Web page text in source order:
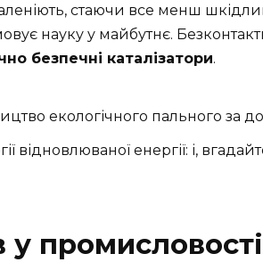
стаючи все менш
науку у майбутнє.
безпечні каталізатори.
екологічного пального за
відновлюваної енергії: і,
у промисловості